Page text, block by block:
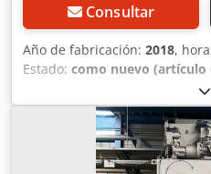
Consultar
Año de fabricación: 2018,
Estado: como nuevo (artículo
laminadora Klieverik con
Aprox. 100 horas. Crodpfxjhd
puede ser inspeccionada en
nueva. La máquina nunca ha
serie. Venta en las